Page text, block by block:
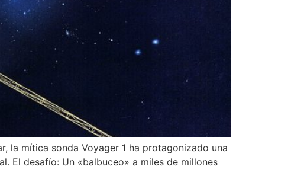
la mítica sonda Voyager 1 ha protagonizado una
El desafío: Un «balbuceo» a miles de millones